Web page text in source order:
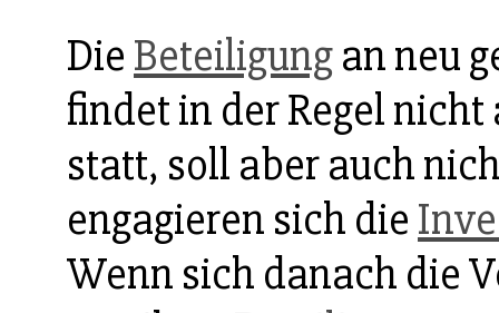
Die Beteiligungan neu
findet in der Regel
statt, soll aber auch
engagieren sich die
Wenn sich danach die